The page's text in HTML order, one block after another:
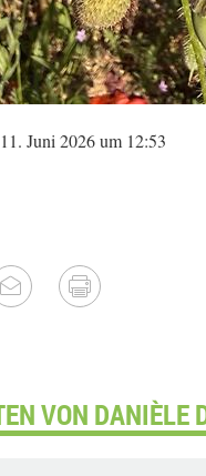
Juni 2026 um 12:53
VON DANIÈLE